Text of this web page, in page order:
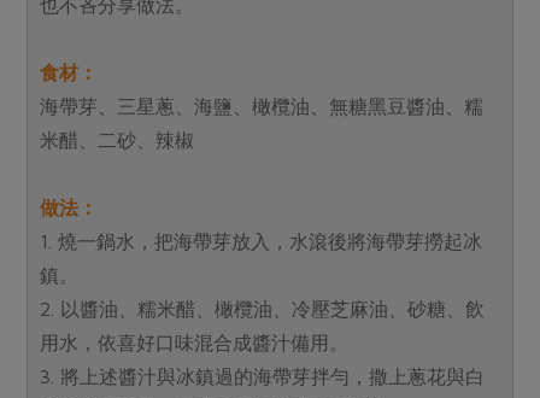
也不吝分享做法。
食材：
海帶芽、三星蔥、海鹽、橄欖油、無糖黑豆醬油、糯
米醋、二砂、辣椒
做法：
1. 燒一鍋水，把海帶芽放入，水滾後將海帶芽撈起冰
鎮。
2. 以醬油、糯米醋、橄欖油、冷壓芝麻油、砂糖、飲
用水，依喜好口味混合成醬汁備用。
3. 將上述醬汁與冰鎮過的海帶芽拌勻，撒上蔥花與白